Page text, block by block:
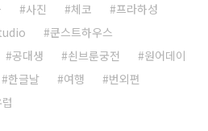
사진 체코
프라하성
쿤스트하우스
공대생 쇤브룬궁전
원어데이
한글날 여행
번외편